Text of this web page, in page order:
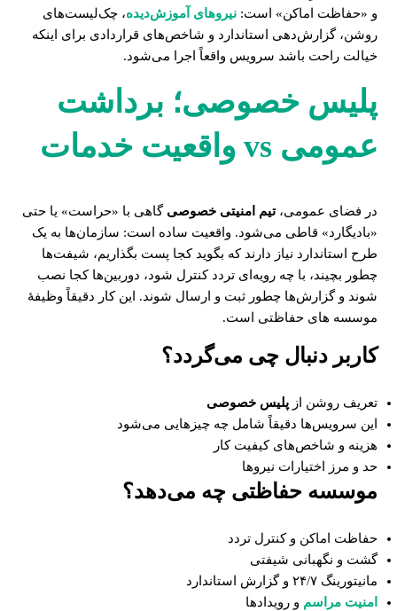
و «حفاظت اماکن» است:نیروهای آموزش‌دیده، چک‌لیست‌های
روشن، گزارش‌دهی استاندارد و شاخص‌های قراردادی برای اینکه
خیالت راحت باشد سرویس واقعاً اجرا می‌شود.
پلیس خصوصی؛ برداشت
عمومی vs واقعیت خدمات
در فضای عمومی،تیم امنیتی خصوصی گاهی با «حراست» یا حتی
«بادیگارد» قاطی می‌شود. واقعیت ساده است: سازمان‌ها به یک
طرح استاندارد نیاز دارند که بگوید کجا پست بگذاریم، شیفت‌ها
چطور بچیند، با چه رویه‌ای تردد کنترل شود، دوربین‌ها کجا نصب
شوند و گزارش‌ها چطور ثبت و ارسال شوند. این کار دقیقاً وظیفهٔ
موسسه های حفاظتی است.
کاربر دنبال چی می‌گردد؟
تعریف روشن ازپلیس خصوصی
این سرویس‌ها دقیقاً شامل چه چیزهایی می‌شود
هزینه و شاخص‌های کیفیت کار
حد و مرز اختیارات نیروها
موسسه حفاظتی چه می‌دهد؟
حفاظت اماکن و کنترل تردد
گشت و نگهبانی شیفتی
مانیتورینگ ۲۴/۷ و گزارش استاندارد
امنیت مراسم و رویدادها